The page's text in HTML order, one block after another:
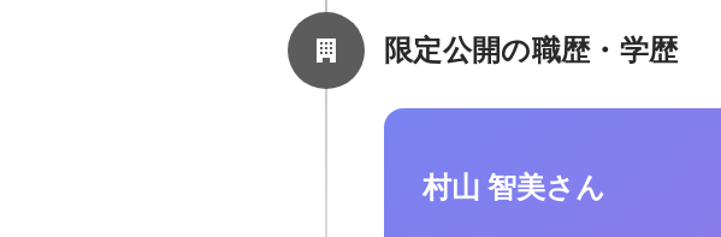
限定公開の職歴・学歴
村山 智美さん